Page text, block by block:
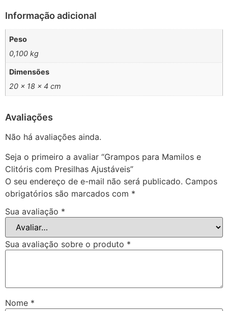
Informação adicional
Peso
0,100 kg
Dimensões
20 × 18 × 4 cm
Avaliações
Não há avaliações ainda.
Seja o primeiro a avaliar “Grampos para Mamilos e
Clitóris com Presilhas Ajustáveis”
O seu endereço de e-mail não será publicado. Campos
obrigatórios são marcados com *
Sua avaliação *
Sua avaliação sobre o produto *
Nome *